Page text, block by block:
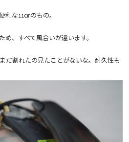
利な11㎝のもの。
、すべて風合いが違います。
だ割れたの見たことがないな。耐久性も